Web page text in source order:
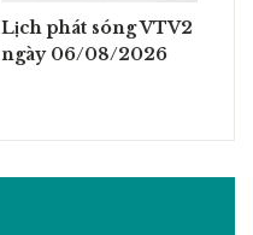
Lịch phát sóng VTV2
ngày 06/08/2026